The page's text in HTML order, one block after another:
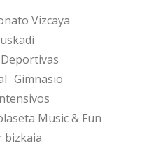
Vizcaya
Gimnasio
Music & Fun
bizkaia